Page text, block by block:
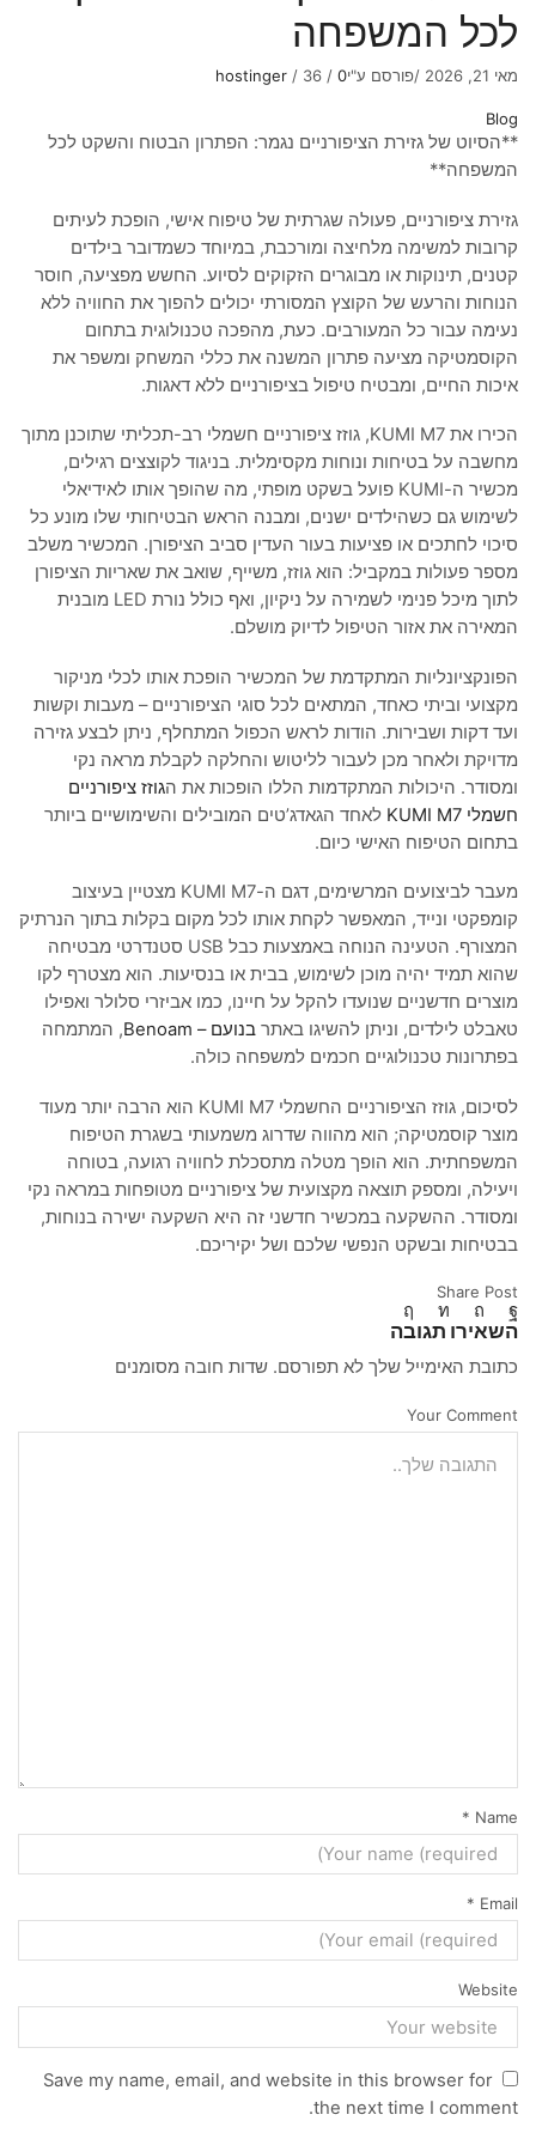
מעבר לסל הקניות
free shipping
Congratulations! You've got
לכל המשפחה
מאי 21, 2026 /פורסם ע"י hostinger / 36 / 0
Blog
**הסיוט של גזירת הציפורניים נגמר: הפתרון הבטוח והשקט לכל
המשפחה**
גזירת ציפורניים, פעולה שגרתית של טיפוח אישי, הופכת לעיתים
קרובות למשימה מלחיצה ומורכבת, במיוחד כשמדובר בילדים
קטנים, תינוקות או מבוגרים הזקוקים לסיוע. החשש מפציעה, חוסר
הנוחות והרעש של הקוצץ המסורתי יכולים להפוך את החוויה ללא
נעימה עבור כל המעורבים. כעת, מהפכה טכנולוגית בתחום
הקוסמטיקה מציעה פתרון המשנה את כללי המשחק ומשפר את
איכות החיים, ומבטיח טיפול בציפורניים ללא דאגות.
הכירו את KUMI M7, גוזז ציפורניים חשמלי רב-תכליתי שתוכנן מתוך
מחשבה על בטיחות ונוחות מקסימלית. בניגוד לקוצצים רגילים,
מכשיר ה-KUMI פועל בשקט מופתי, מה שהופך אותו לאידיאלי
לשימוש גם כשהילדים ישנים, ומבנה הראש הבטיחותי שלו מונע כל
סיכוי לחתכים או פציעות בעור העדין סביב הציפורן. המכשיר משלב
מספר פעולות במקביל: הוא גוזז, משייף, שואב את שאריות הציפורן
לתוך מיכל פנימי לשמירה על ניקיון, ואף כולל נורת LED מובנית
המאירה את אזור הטיפול לדיוק מושלם.
הפונקציונליות המתקדמת של המכשיר הופכת אותו לכלי מניקור
מקצועי וביתי כאחד, המתאים לכל סוגי הציפורניים – מעבות וקשות
ועד דקות ושבירות. הודות לראש הכפול המתחלף, ניתן לבצע גזירה
מדויקת ולאחר מכן לעבור לליטוש והחלקה לקבלת מראה נקי
ומסודר. היכולות המתקדמות הללו הופכות את הגוזז ציפורניים
חשמלי KUMI M7
לאחד הגאדג’טים המובילים והשימושיים ביותר
בתחום הטיפוח האישי כיום.
מעבר לביצועים המרשימים, דגם ה-KUMI M7 מצטיין בעיצוב
קומפקטי ונייד, המאפשר לקחת אותו לכל מקום בקלות בתוך הנרתיק
המצורף. הטעינה הנוחה באמצעות כבל USB סטנדרטי מבטיחה
שהוא תמיד יהיה מוכן לשימוש, בבית או בנסיעות. הוא מצטרף לקו
מוצרים חדשניים שנועדו להקל על חיינו, כמו אביזרי סלולר ואפילו
טאבלט לילדים, וניתן להשיגו באתר בנועם – Benoam
, המתמחה
בפתרונות טכנולוגיים חכמים למשפחה כולה.
לסיכום, גוזז הציפורניים החשמלי KUMI M7 הוא הרבה יותר מעוד
מוצר קוסמטיקה; הוא מהווה שדרוג משמעותי בשגרת הטיפוח
המשפחתית. הוא הופך מטלה מתסכלת לחוויה רגועה, בטוחה
ויעילה, ומספק תוצאה מקצועית של ציפורניים מטופחות במראה נקי
ומסודר. ההשקעה במכשיר חדשני זה היא השקעה ישירה בנוחות,
בבטיחות ובשקט הנפשי שלכם ושל יקיריכם.
Share Post
השאירו תגובה
כתובת האימייל שלך לא תפורסם. שדות חובה מסומנים
Your Comment
Name
*
Email
*
Website
Save my name, email, and website in this browser for
the next time I comment.